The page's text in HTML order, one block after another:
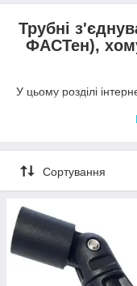
Трубні
ФАСТен),
У цьому розділі
човнової фурнітури
індивідуальні
Сортування